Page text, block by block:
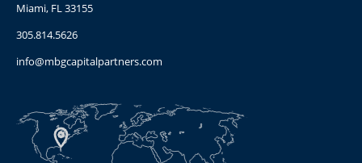
Miami, FL 33155
305.814.5626
info@mbgcapitalpartners.com